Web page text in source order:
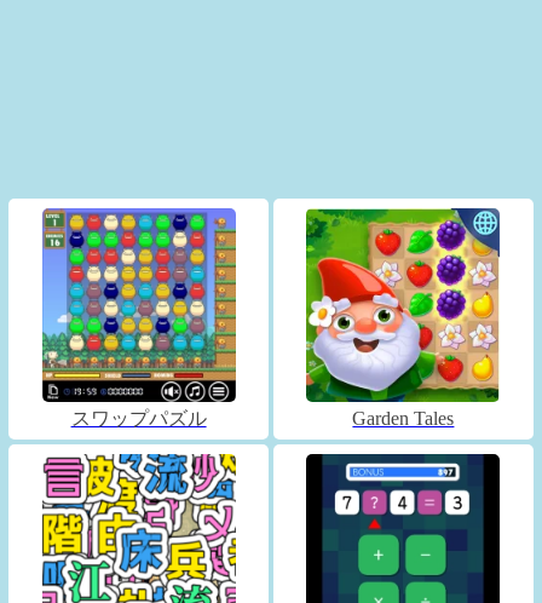
スワップパズル Garden Tales